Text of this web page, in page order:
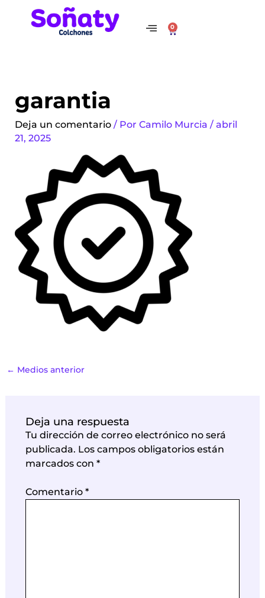
0
Cart
garantia
Deja un comentario / Por Camilo Murcia / abril
21, 2025
Navegación
← Medios anterior
Deja una respuesta
Tu dirección de correo electrónico no será
publicada. Los campos obligatorios están
marcados con *
Comentario *